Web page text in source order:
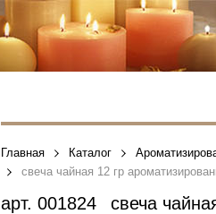
Главная Каталог
свеча чайная 12 гр
арт. 001824 свеча